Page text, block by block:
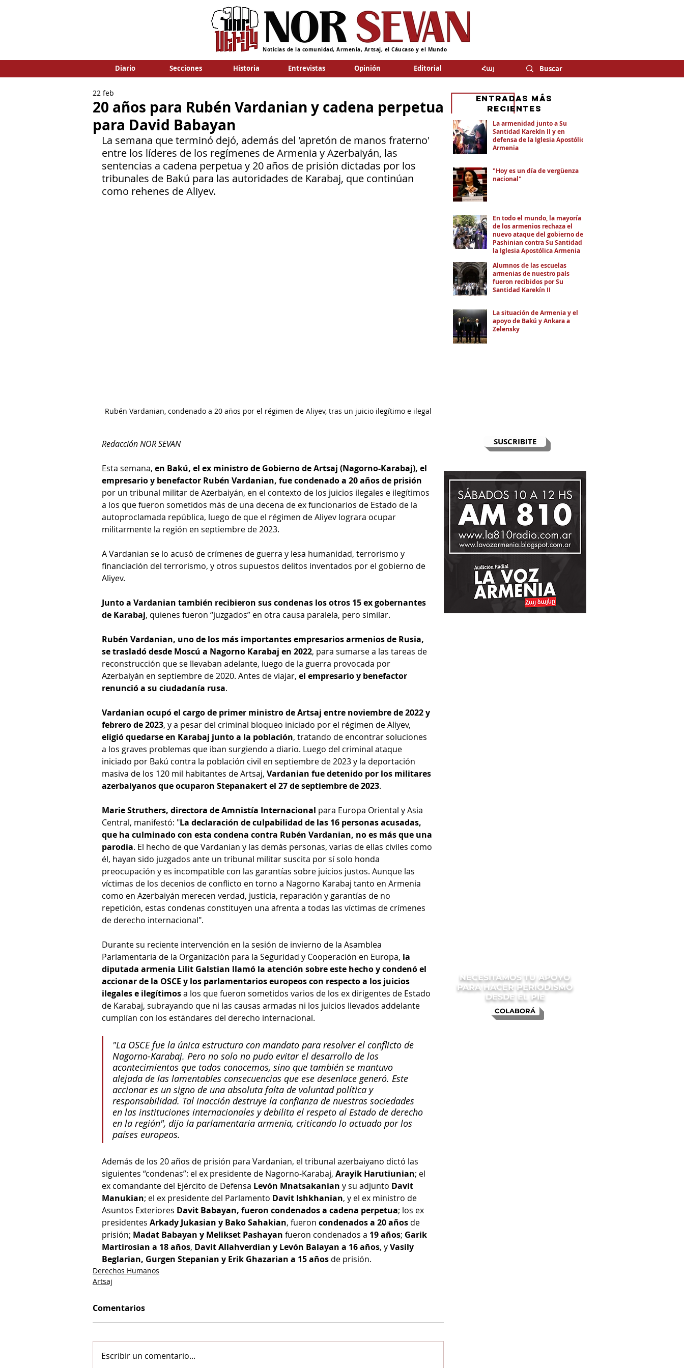
Noticias de la comunidad, Armenia, Artsaj, el Cáucaso y el Mundo
Diario Secciones Historia Entrevistas Opinión Editorial Հայ
20 años para Rubén Vardanian y cadena perpetua
para David Babayan
22 feb
La semana que terminó dejó, además del 'apretón de manos fraterno'
entre los líderes de los regímenes de Armenia y Azerbaiyán, las
sentencias a cadena perpetua y 20 años de prisión dictadas por los
tribunales de Bakú para las autoridades de Karabaj, que continúan
como rehenes de Aliyev.
Rubén Vardanian, condenado a 20 años por el régimen de Aliyev, tras un juicio ilegítimo e ilegal
Redacción NOR SEVAN
Esta semana, en Bakú, el ex ministro de Gobierno de Artsaj (Nagorno-Karabaj), el
empresario y benefactor Rubén Vardanian, fue condenado a 20 años de prisión
por un tribunal militar de Azerbaiyán, en el contexto de los juicios ilegales e ilegítimos
a los que fueron sometidos más de una decena de ex funcionarios de Estado de la
autoproclamada república, luego de que el régimen de Aliyev lograra ocupar
militarmente la región en septiembre de 2023.
A Vardanian se lo acusó de crímenes de guerra y lesa humanidad, terrorismo y
financiación del terrorismo, y otros supuestos delitos inventados por el gobierno de
Aliyev.
Junto a Vardanian también recibieron sus condenas los otros 15 ex gobernantes
de Karabaj, quienes fueron “juzgados” en otra causa paralela, pero similar.
Rubén Vardanian, uno de los más importantes empresarios armenios de Rusia,
se trasladó desde Moscú a Nagorno Karabaj en 2022, para sumarse a las tareas de
reconstrucción que se llevaban adelante, luego de la guerra provocada por
Azerbaiyán en septiembre de 2020. Antes de viajar, el empresario y benefactor
renunció a su ciudadanía rusa.
Vardanian ocupó el cargo de primer ministro de Artsaj entre noviembre de 2022 y
febrero de 2023, y a pesar del criminal bloqueo iniciado por el régimen de Aliyev,
eligió quedarse en Karabaj junto a la población, tratando de encontrar soluciones
a los graves problemas que iban surgiendo a diario. Luego del criminal ataque
iniciado por Bakú contra la población civil en septiembre de 2023 y la deportación
masiva de los 120 mil habitantes de Artsaj, Vardanian fue detenido por los militares
azerbaiyanos que ocuparon Stepanakert el 27 de septiembre de 2023.
Marie Struthers, directora de Amnistía Internacional para Europa Oriental y Asia
Central, manifestó: "La declaración de culpabilidad de las 16 personas acusadas,
que ha culminado con esta condena contra Rubén Vardanian, no es más que una
parodia. El hecho de que Vardanian y las demás personas, varias de ellas civiles como
él, hayan sido juzgados ante un tribunal militar suscita por sí solo honda
preocupación y es incompatible con las garantías sobre juicios justos. Aunque las
víctimas de los decenios de conflicto en torno a Nagorno Karabaj tanto en Armenia
como en Azerbaiyán merecen verdad, justicia, reparación y garantías de no
repetición, estas condenas constituyen una afrenta a todas las víctimas de crímenes
de derecho internacional".
Durante su reciente intervención en la sesión de invierno de la Asamblea
Parlamentaria de la Organización para la Seguridad y Cooperación en Europa, la
diputada armenia Lilit Galstian llamó la atención sobre este hecho y condenó el
accionar de la OSCE y los parlamentarios europeos con respecto a los juicios
ilegales e ilegítimos a los que fueron sometidos varios de los ex dirigentes de Estado
de Karabaj, subrayando que ni las causas armadas ni los juicios llevados addelante
cumplían con los estándares del derecho internacional.
"La OSCE fue la única estructura con mandato para resolver el conflicto de
Nagorno-Karabaj. Pero no solo no pudo evitar el desarrollo de los
acontecimientos que todos conocemos, sino que también se mantuvo
alejada de las lamentables consecuencias que ese desenlace generó. Este
accionar es un signo de una absoluta falta de voluntad política y
responsabilidad. Tal inacción destruye la confianza de nuestras sociedades
en las instituciones internacionales y debilita el respeto al Estado de derecho
en la región", dijo la parlamentaria armenia, criticando lo actuado por los
países europeos.
Además de los 20 años de prisión para Vardanian, el tribunal azerbaiyano dictó las
siguientes “condenas”: el ex presidente de Nagorno-Karabaj, Arayik Harutiunian; el
ex comandante del Ejército de Defensa Levón Mnatsakanian y su adjunto Davit
Manukian; el ex presidente del Parlamento Davit Ishkhanian, y el ex ministro de
Asuntos Exteriores Davit Babayan, fueron condenados a cadena perpetua; los ex
presidentes Arkady Jukasian y Bako Sahakian, fueron condenados a 20 años de
prisión; Madat Babayan y Melikset Pashayan fueron condenados a 19 años; Garik
Martirosian a 18 años, Davit Allahverdian y Levón Balayan a 16 años, y Vasily
Beglarian, Gurgen Stepanian y Erik Ghazarian a 15 años de prisión.
Derechos Humanos
Artsaj
Comentarios
Escribir un comentario...
SUSCRIBITE
La armenidad junto a Su
Santidad Karekín II y en
defensa de la Iglesia Apostólica
Armenia
"Hoy es un día de vergüenza
nacional"
En todo el mundo, la mayoría
de los armenios rechaza el
nuevo ataque del gobierno de
Pashinian contra Su Santidad y
la Iglesia Apostólica Armenia
Alumnos de las escuelas
armenias de nuestro país
fueron recibidos por Su
Santidad Karekín II
La situación de Armenia y el
apoyo de Bakú y Ankara a
Zelensky
eNTRADAS MÁS
RECIENTES
COLABORÁ
NECESITAMOS TU APOYO
PARA HACER PERIODISMO
DESDE EL PIE